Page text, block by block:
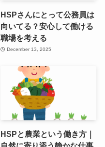
HSPさんにとって公務員は
向いてる？安心して働ける
職場を考える
December 13, 2025
HSPと農業という働き方｜